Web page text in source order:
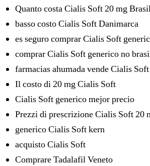
Quanto costa Cialis Soft 20 mg
basso costo Cialis Soft Danimarca
es seguro comprar Cialis Soft
comprar Cialis Soft generico no
farmacias ahumada vende Cialis Soft
Il costo di 20 mg Cialis Soft
Cialis Soft generico mejor precio
Prezzi di prescrizione Cialis Soft 20
generico Cialis Soft kern
acquisto Cialis Soft
Comprare Tadalafil Veneto